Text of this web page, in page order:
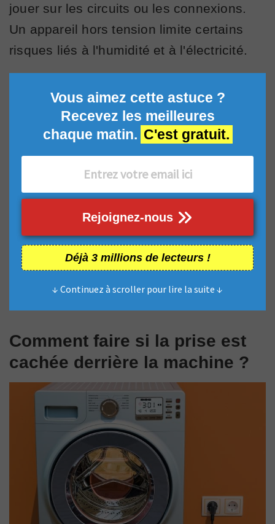
jouer sur les circuits ou les connexions.
Un appareil hors tension limite certains
risques liés à l'humidité et à l'électricité.
Vous aimez cette astuce ?
Recevez les meilleures
chaque matin. C'est gratuit.
Rejoignez-nous
Déjà 3 millions de lecteurs !
↓ Continuez à scroller pour lire la suite ↓
Comment faire si la prise est
cachée derrière la machine ?